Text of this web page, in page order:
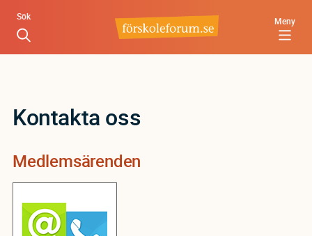
Hoppa
huvudinnehåll
Meny
Sök
Kontakta oss
Medlemsärenden